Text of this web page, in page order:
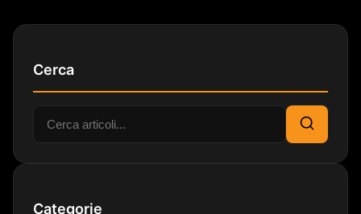
Cerca
Cerca:
Cerca
Categorie